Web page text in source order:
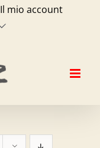
Il mio account